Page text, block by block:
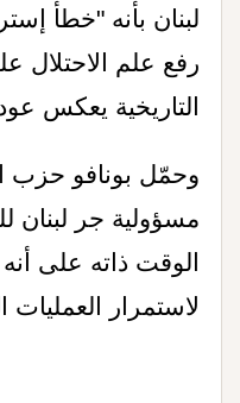
لبنان بأنه "خطأ
رفع علم الاحتلال
التاريخية يعكس
وحمّل بونافو حزب
مسؤولية جر
الوقت ذاته على
لاستمرار العمليات